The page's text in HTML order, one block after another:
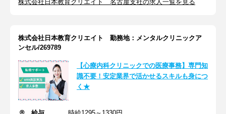
株式会社日本教育クリエイト 名古屋支社の求人一覧を見る
株式会社日本教育クリエイト 勤務地：メンタルクリニックア
ンセル/269789
【心療内科クリニックでの医療事務】専門知
識不要！安定業界で活かせるスキルも身につ
く★